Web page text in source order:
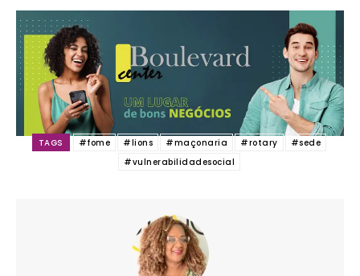
TAGS #fome #lions #maçonaria #rotary
#sede
#vulnerabilidadesocial